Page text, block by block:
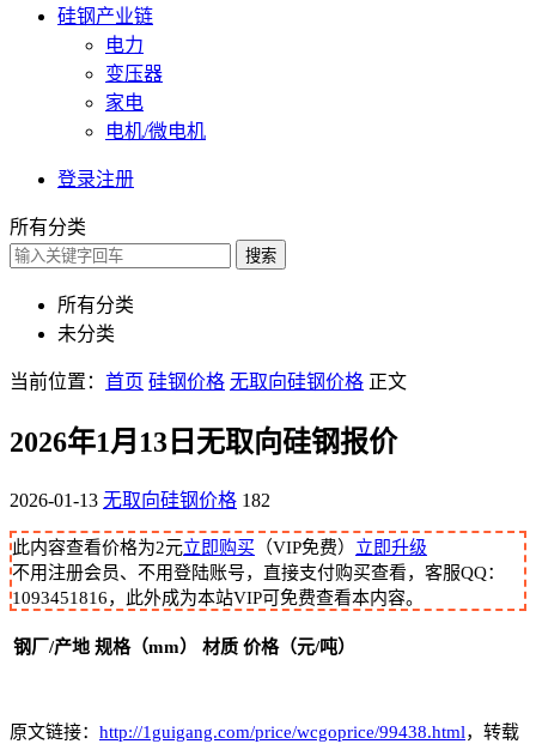
硅钢产业链
电力
变压器
家电
电机/微电机
登录注册
所有分类
搜索
所有分类
未分类
当前位置： 首页 硅钢价格 无取向硅钢价格 正文
2026年1月13日无取向硅钢报价
2026-01-13 无取向硅钢价格 182
此内容查看价格为2元立即购买 （VIP免费） 立即升级
不用注册会员、不用登陆账号，直接支付购买查看，客服QQ：
1093451816，此外成为本站VIP可免费查看本内容。
钢厂/产地 规格（mm） 材质 价格（元/吨）
原文链接： http://1guigang.com/price/wcgoprice/99438.html，转载